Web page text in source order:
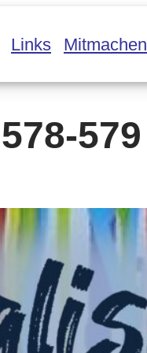
Links Mitmachen
579